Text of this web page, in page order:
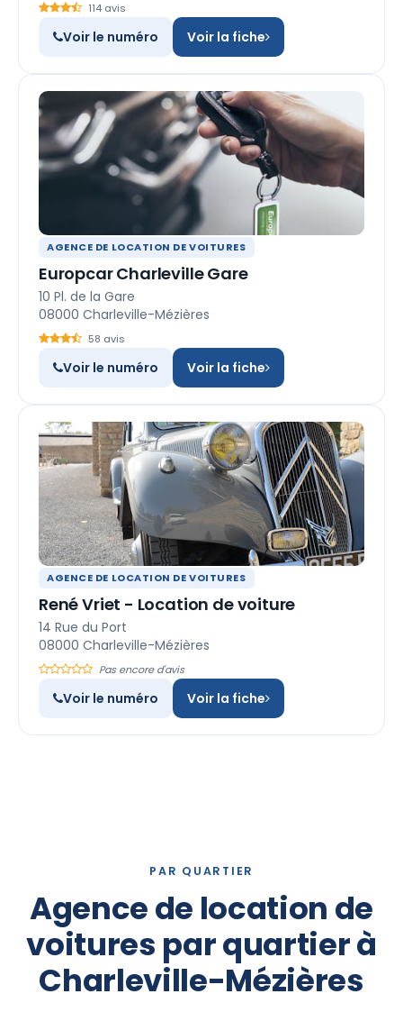
114 avis
Voir le numéro Voir la fiche
AGENCE DE LOCATION DE VOITURES
Europcar Charleville Gare
10 Pl. de la Gare
08000 Charleville-Mézières
58 avis
Voir le numéro Voir la fiche
AGENCE DE LOCATION DE VOITURES
René Vriet - Location de voiture
14 Rue du Port
08000 Charleville-Mézières
Pas encore d'avis
Voir le numéro Voir la fiche
PAR QUARTIER
Agence de location de
voitures par quartier à
Charleville-Mézières